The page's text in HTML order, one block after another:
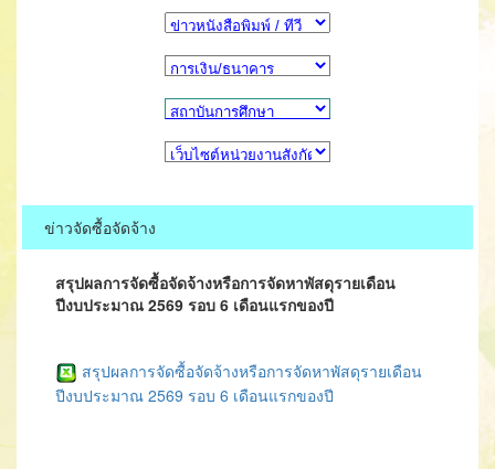
ข่าวจัดซื้อจัดจ้าง
สรุปผลการจัดซื้อจัดจ้างหรือการจัดหาพัสดุรายเดือน
ปีงบประมาณ 2569 รอบ 6 เดือนแรกของปี
สรุปผลการจัดซื้อจัดจ้างหรือการจัดหาพัสดุรายเดือน
ปีงบประมาณ 2569 รอบ 6 เดือนแรกของปี